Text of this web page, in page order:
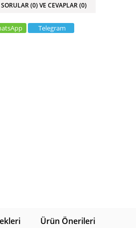
SORULAR (0) VE CEVAPLAR (0)
Telegram
Ürün Önerileri